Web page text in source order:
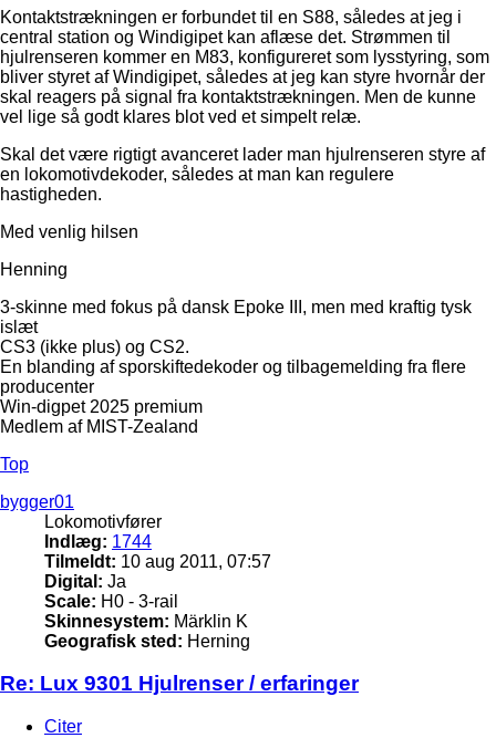
Kontaktstrækningen er forbundet til en S88, således at jeg i
central station og Windigipet kan aflæse det. Strømmen til
hjulrenseren kommer en M83, konfigureret som lysstyring, som
bliver styret af Windigipet, således at jeg kan styre hvornår der
skal reagers på signal fra kontaktstrækningen. Men de kunne
vel lige så godt klares blot ved et simpelt relæ.
Skal det være rigtigt avanceret lader man hjulrenseren styre af
en lokomotivdekoder, således at man kan regulere
hastigheden.
Med venlig hilsen
Henning
3-skinne med fokus på dansk Epoke III, men med kraftig tysk
islæt
CS3 (ikke plus) og CS2.
En blanding af sporskiftedekoder og tilbagemelding fra flere
producenter
Win-digpet 2025 premium
Medlem af MIST-Zealand
Top
bygger01
Lokomotivfører
Indlæg: 1744
Tilmeldt: 10 aug 2011, 07:57
Digital: Ja
Scale: H0 - 3-rail
Skinnesystem: Märklin K
Geografisk sted: Herning
Re: Lux 9301 Hjulrenser / erfaringer
Citer